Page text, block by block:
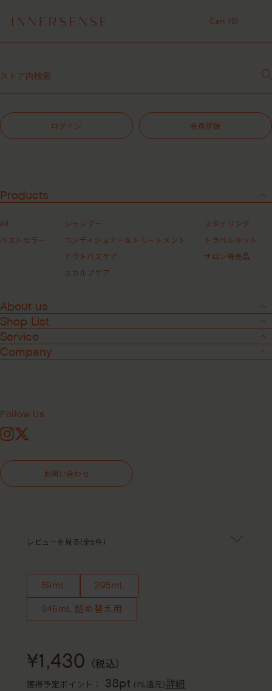
7,700円（税込）以上ご購入で、「ピュアクラリファイングマスク
MASHグループの会員ポイントサービスについてのご案内
【重要】お盆期間中のお問い合わせと商品配送に関しまして
１点以上ご購入で、シャンプーコンディショナーサンプル（２種）プレ
ゼント中！
7,700円（税込）以上ご購入で、「ピュアクラリファイングマスク
59mL」をプレゼント中！
Cart (0)
ログイン 会員登録
Products
All
ベストセラー
シャンプー
コンディショナー＆トリートメント
アウトバスケア
スカルプケア
スタイリング
トラベルキット
サロン専売品
About us
Shop List
Service
Company
Follow Us
Instagram
X
お問い合わせ
スイートスピリットリーブインコン
レビューを見る(全5件)
59mL 295mL
946mL 詰め替え用
¥1,430 （税込）
獲得予定ポイント： 38pt (1%還元)詳細